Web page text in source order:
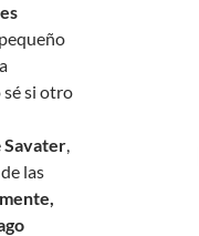
sé si otro
Savater,
las